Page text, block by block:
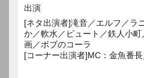
出演
[ネタ出演者]滝音／エルフ／ラ
か／軟水／ピュート／鉄人小
画／ボブのコーラ
[コーナー出演者]MC：金魚番